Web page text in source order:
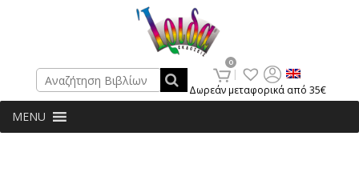
Δωρεάν μεταφορικά από 35€
Search
0
MENU